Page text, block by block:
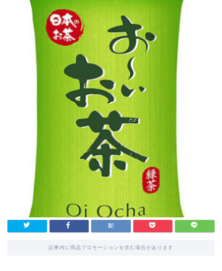
記事内に商品プロモーションを含む場合があります